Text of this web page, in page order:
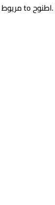
مريوطtoاطنوح.